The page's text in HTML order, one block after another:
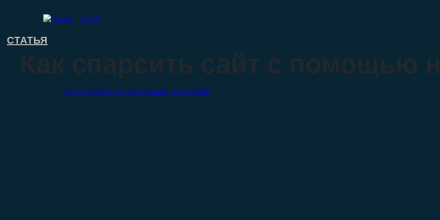
БЛОГ
СТАТЬЯ
Как спарсить сайт с помощью
21.05.202511.02.2026 Вадим Золотарёв